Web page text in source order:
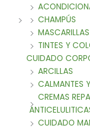
CHAMPÚS
TINTES Y
CUIDADO
ARCILLAS
CALMANTES
CREMAS
CUIDADO